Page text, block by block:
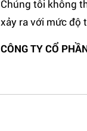
Chúng tôi không
xảy ra với mức độ
CÔNG TY CỔ